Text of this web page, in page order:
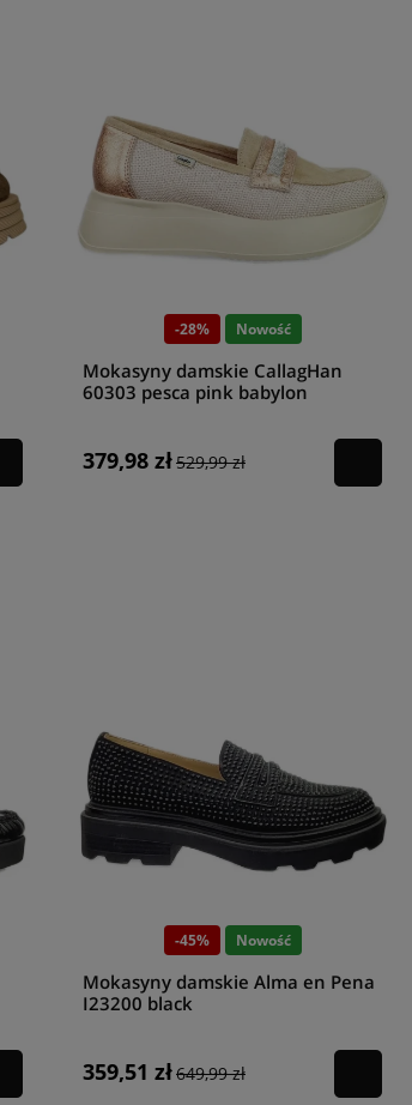
-28% Nowość
Mokasyny damskie CallagHan
60303 pesca pink babylon
379,98 zł529,99 zł
-45% Nowość
Mokasyny damskie Alma en Pena
I23200 black
359,51 zł649,99 zł